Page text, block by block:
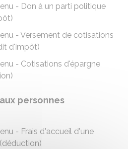
- Don à un parti politique
- Versement de cotisations
d'impôt)
- Cotisations d'épargne
personnes
- Frais d'accueil d'une